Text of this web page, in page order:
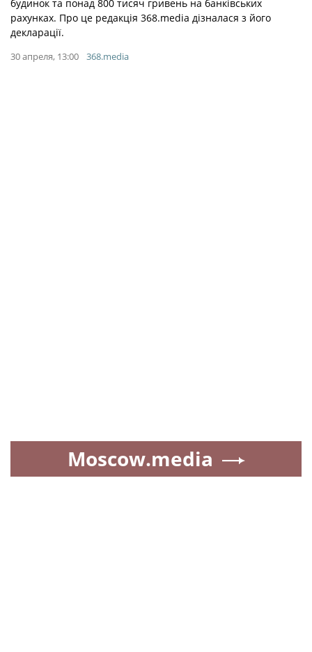
будинок та понад 800 тисяч гривень на банківських
рахунках. Про це редакція 368.media дізналася з його
декларації.
30 апреля, 13:00 368.media
Moscow.media